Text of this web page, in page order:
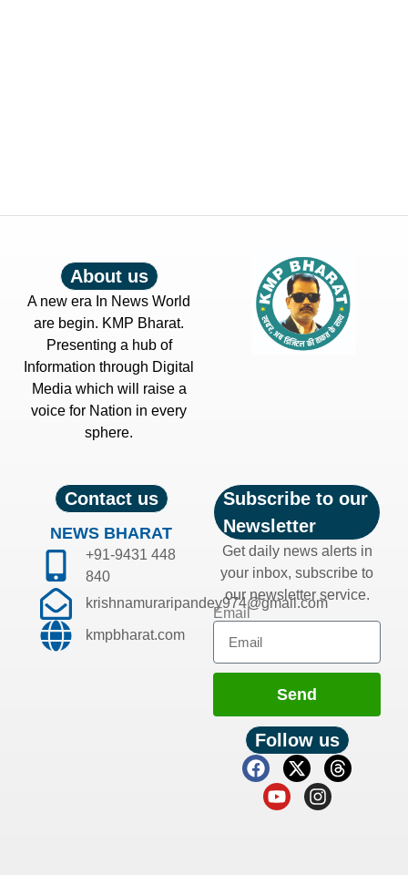
About us
A new era In News World
are begin. KMP Bharat.
Presenting a hub of
Information through Digital
Media which will raise a
voice for Nation in every
sphere.
Contact us
NEWS BHARAT
+91-9431 448
840
krishnamuraripandey974@gmail.com
kmpbharat.com
Subscribe to our
Newsletter
Get daily news alerts in
your inbox, subscribe to
our newsletter service.
Email
Send
Follow us